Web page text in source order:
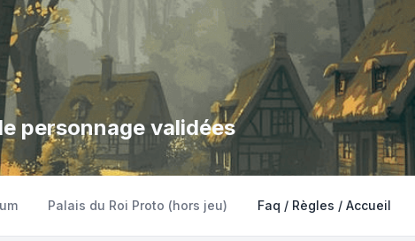
personnage validées
Palais du Roi Proto (hors jeu) Faq / Règles / Accueil